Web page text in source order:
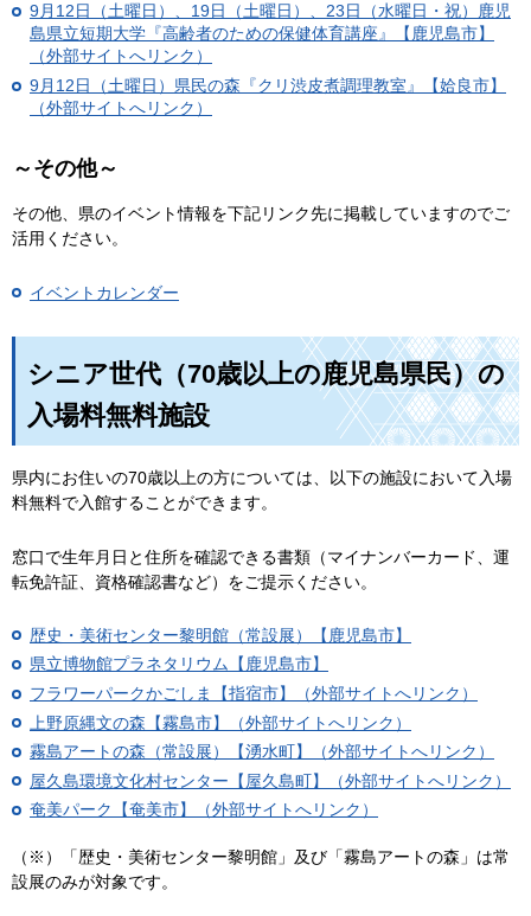
9月12日（土曜日）、19日（土曜日）、23日（水曜日・祝）鹿児
島県立短期大学『高齢者のための保健体育講座』【鹿児島市】
（外部サイトへリンク）
9月12日（土曜日）県民の森『クリ渋皮煮調理教室』【姶良市】
（外部サイトへリンク）
～その他～
その他、県のイベント情報を下記リンク先に掲載していますのでご
活用ください。
イベントカレンダー
シニア世代（70歳以上の鹿児島県民）の
入場料無料施設
県内にお住いの70歳以上の方については、以下の施設において入場
料無料で入館することができます。
窓口で生年月日と住所を確認できる書類（マイナンバーカード、運
転免許証、資格確認書など）をご提示ください。
歴史・美術センター黎明館（常設展）【鹿児島市】
県立博物館プラネタリウム【鹿児島市】
フラワーパークかごしま【指宿市】（外部サイトへリンク）
上野原縄文の森【霧島市】（外部サイトへリンク）
霧島アートの森（常設展）【湧水町】（外部サイトへリンク）
屋久島環境文化村センター【屋久島町】（外部サイトへリンク）
奄美パーク【奄美市】（外部サイトへリンク）
（※）「歴史・美術センター黎明館」及び「霧島アートの森」は常
設展のみが対象です。